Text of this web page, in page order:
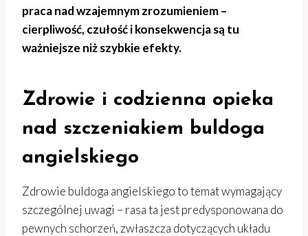
praca nad wzajemnym zrozumieniem –
cierpliwość, czułość i konsekwencja są tu
ważniejsze niż szybkie efekty.
Zdrowie i codzienna opieka
nad szczeniakiem buldoga
angielskiego
Zdrowie buldoga angielskiego to temat wymagający
szczególnej uwagi – rasa ta jest predysponowana do
pewnych schorzeń, zwłaszcza dotyczących układu